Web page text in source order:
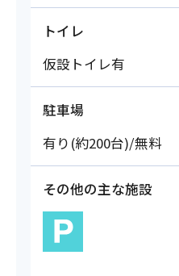
トイレ
仮設トイレ有
駐車場
有り(約200台)/無料
その他の主な施設